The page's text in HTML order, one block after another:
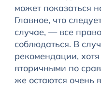
может показаться
Главное, что
случае, — все
соблюдаться. В
рекомендации,
вторичными по
же остаются очень